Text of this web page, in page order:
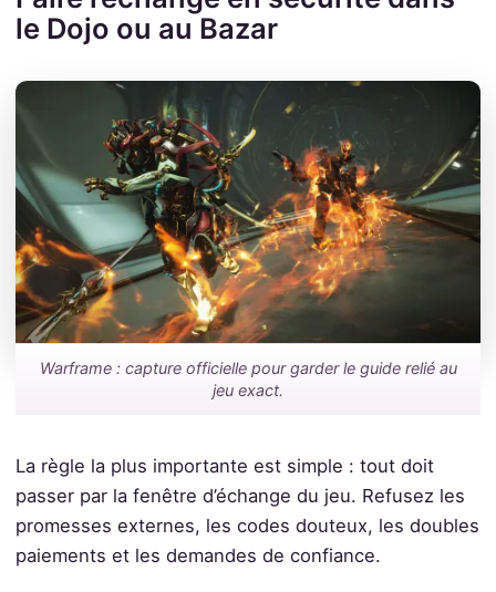
le Dojo ou au Bazar
Warframe : capture officielle pour garder le guide relié au
jeu exact.
La règle la plus importante est simple : tout doit
passer par la fenêtre d’échange du jeu. Refusez les
promesses externes, les codes douteux, les doubles
paiements et les demandes de confiance.